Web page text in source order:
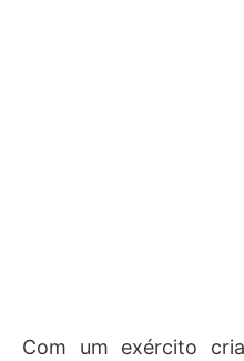
Com um exército